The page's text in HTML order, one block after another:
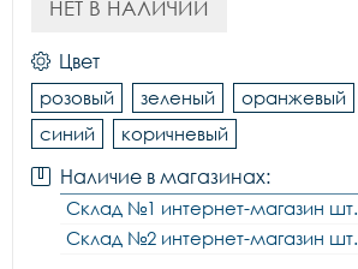
НЕТ В НАЛИЧИИ
Цвет
розовый зеленый оранжевый
синий
коричневый
Наличие в магазинах:
Склад №1 интернет-магазин шт.
Склад №2 интернет-магазин шт.